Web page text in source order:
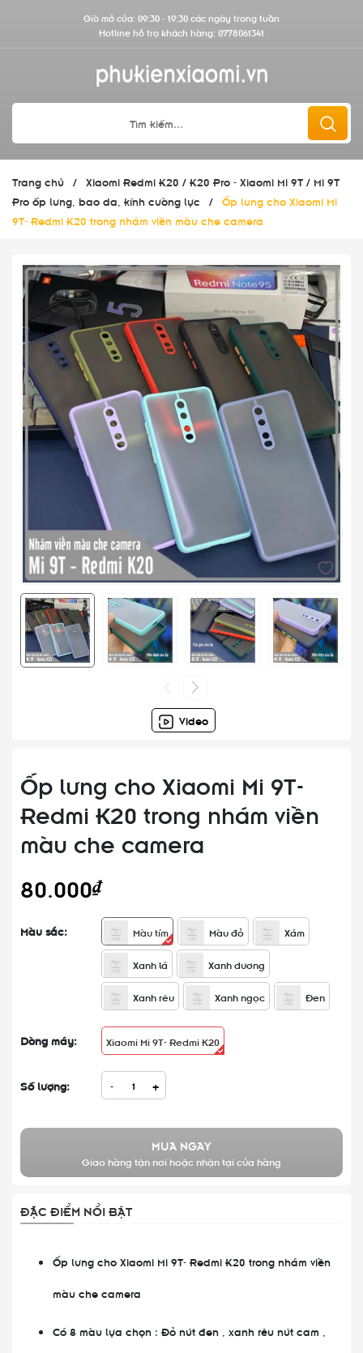
Giờ mở cửa: 09:30 - 19:30 các ngày trong tuần
Hotline hỗ trợ khách hàng: 0778061341
Trang chủ / Xiaomi Redmi K20 / K20 Pro - Xiaomi Mi 9T / Mi 9T
Pro ốp lưng, bao da, kính cường lực
/ Ốp lưng cho Xiaomi Mi
9T- Redmi K20 trong nhám viền màu che camera
Video
Ốp lưng cho Xiaomi Mi 9T-
Redmi K20 trong nhám viền
màu che camera
80.000₫
Màu sắc: Màu tím Màu đỏ Xám
Xanh lá Xanh dương
Xanh rêu Xanh ngọc Đen
Dòng máy: Xiaomi Mi 9T- Redmi K20
Số lượng: - +
MUA NGAY
Giao hàng tận nơi hoặc nhận tại cửa hàng
ĐẶC ĐIỂM NỔI BẬT
Ốp lưng cho Xiaomi Mi 9T- Redmi K20 trong nhám viền
màu che camera
Có 8 màu lựa chọn : Đỏ nút đen , xanh rêu nút cam ,